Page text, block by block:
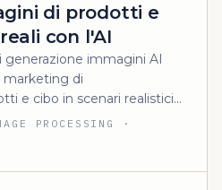
di prodotti e
con l'AI
immagini AI
di
e cibo in scenari realistici,
di campagne e
PROCESSING ·